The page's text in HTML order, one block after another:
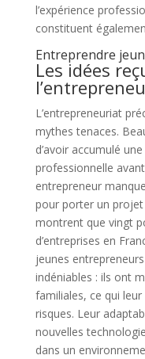
l’expérience
constituent
Entreprendre
Les idées
L’entrepreneuriat
mythes tenaces.
d’avoir accumulé
professionnelle
entrepreneur
pour porter un
montrent que vingt
d’entreprises en
jeunes
indéniables : ils ont
familiales, ce qui
risques. Leur
nouvelles
dans un